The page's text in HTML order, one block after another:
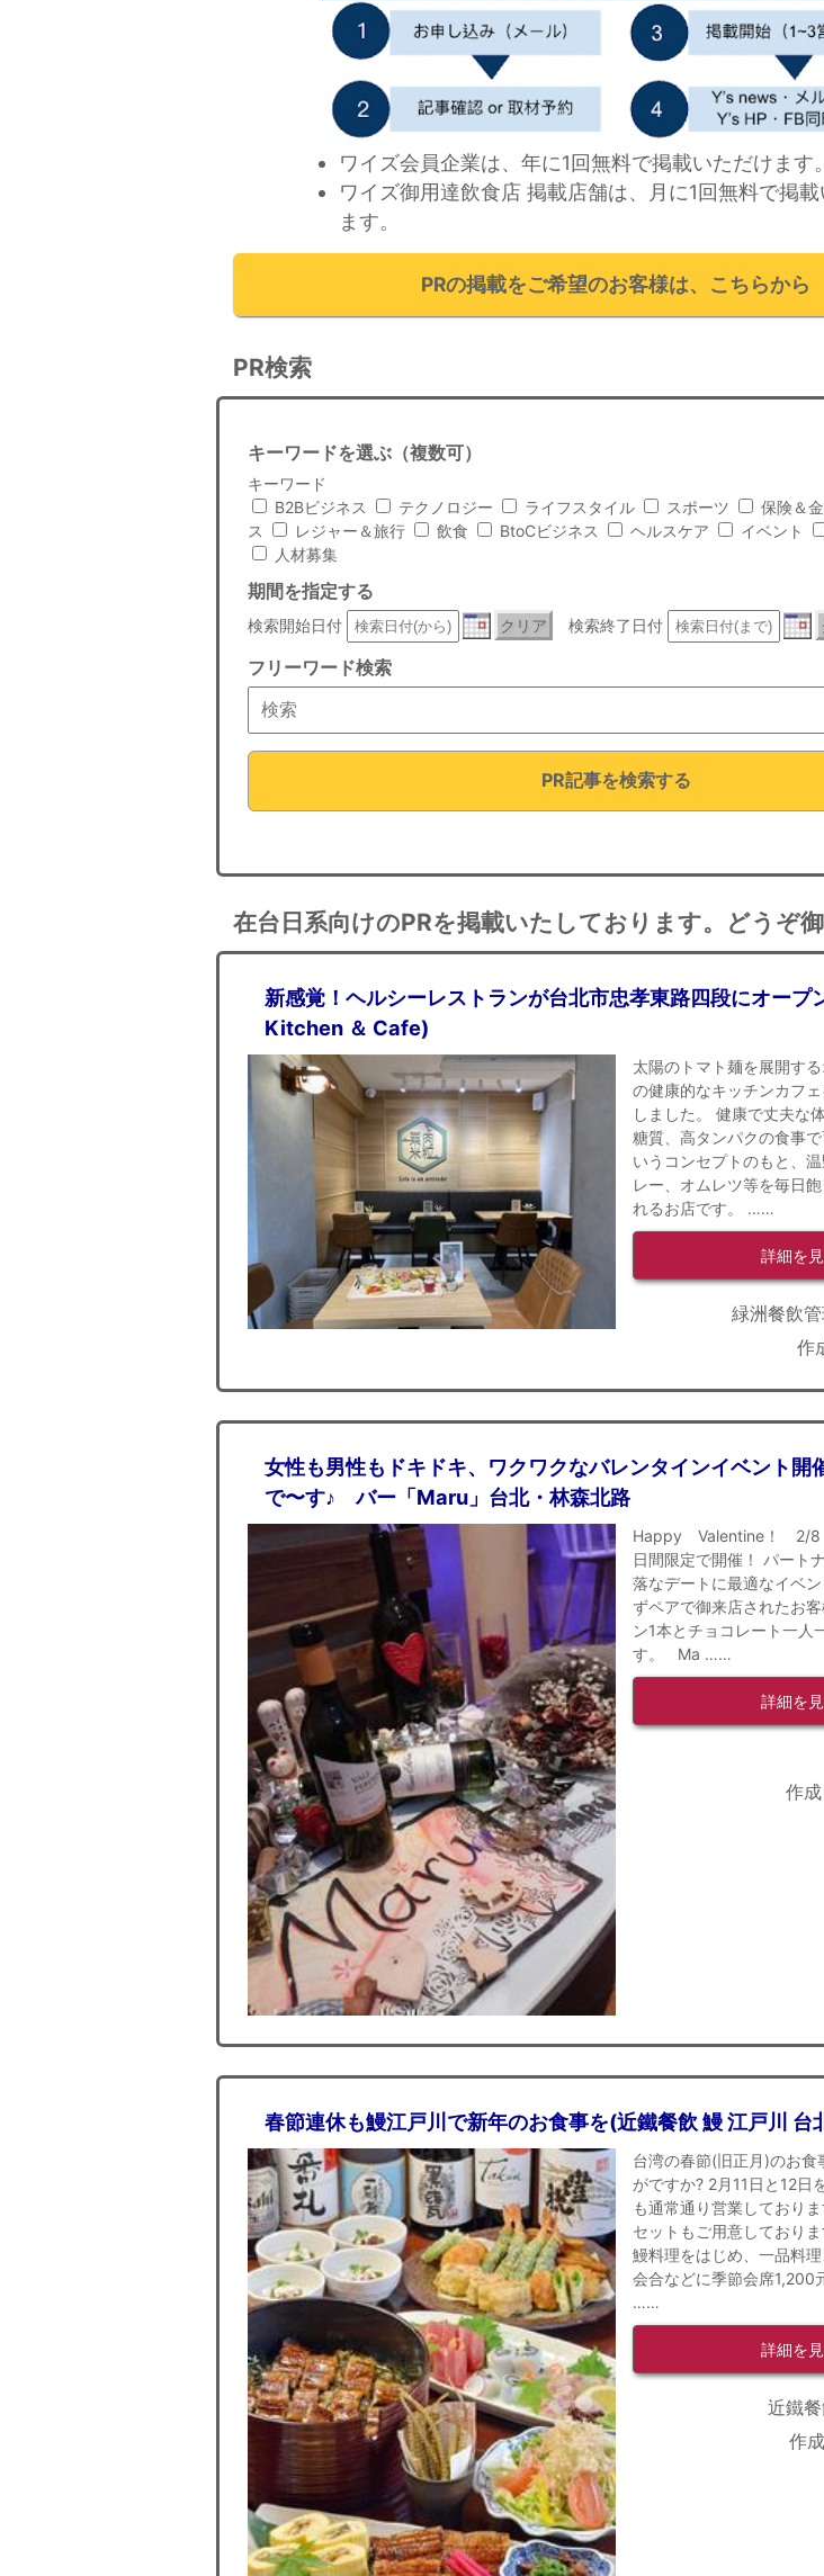
ワイズ会員企業は、年に1回無料で掲載いただけます。
ワイズ御用達飲食店 掲載店舗は、月に1回無料で掲
ます。
PRの掲載をご希望のお客様は、こちらから
PR検索
キーワードを選ぶ（複数可）
キーワード
B2Bビジネス
テクノロジー ライフスタイル スポーツ 保険＆
ス
レジャー＆旅行 飲食 BtoCビジネス ヘルスケア イベント
人材募集
期間を指定する
検索開始日付 クリア 検索終了日付
フリーワード検索
PR記事を検索する
在台日系向けのPRを掲載いたしております。どうぞ御
新感覚！ヘルシーレストランが台北市忠孝東路四段にオープ
Kitchen ＆ Cafe)
太陽のトマト麺を展開す
の健康的なキッチンカフ
しました。 健康で丈夫な
糖質、高タンパクの食事
いうコンセプトのもと、
レー、オムレツ等を毎日
れるお店です。 ……
詳細を
緑洲餐飲
作
女性も男性もドキドキ、ワクワクなバレンタインイベント開
で〜す♪ バー「Maru」台北・林森北路
Happy Valentine！ 2/8
日間限定で開催！ パート
落なデートに最適なイベ
ずペアで御来店されたお
ン1本とチョコレート一人
す。 Ma ……
詳細を
作
春節連休も鰻江戸川で新年のお食事を(近鐵餐飲 鰻 江戸川 台
台湾の春節(旧正月)のお食
がですか? 2月11日と12日
も通常通り営業しており
セットもご用意しており
鰻料理をはじめ、一品料
会合などに季節会席1,200
……
詳細を
近鐵
作